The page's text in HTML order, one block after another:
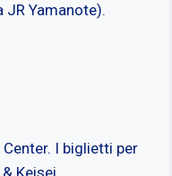
Yamanote).
I biglietti per